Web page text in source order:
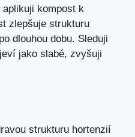
aplikuji kompost k
zlepšuje strukturu
dlouhou dobu. Sleduji
jako slabé, zvyšuji
strukturu hortenzií